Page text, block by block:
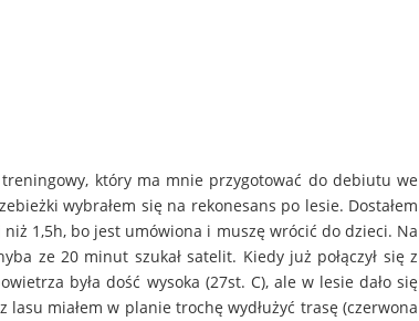
który ma mnie przygotować do debiutu we
wybrałem się na rekonesans po lesie. Dostałem
1,5h, bo jest umówiona i muszę wrócić do dzieci. Na
ze 20 minut szukał satelit. Kiedy już połączył się z
była dość wysoka (27st. C), ale w lesie dało się
lasu miałem w planie trochę wydłużyć trasę (czerwona